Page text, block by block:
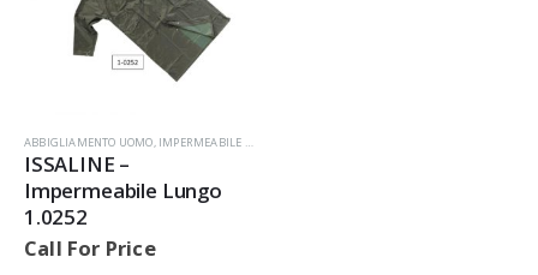
ABBIGLIAMENTO UOMO, IMPERMEABILE LUNGO
ISSALINE –
Impermeabile Lungo
1.0252
Call For Price